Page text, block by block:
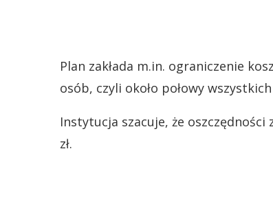
Plan zakłada m.in. ograniczenie
osób, czyli około połowy
Instytucja szacuje, że
zł.